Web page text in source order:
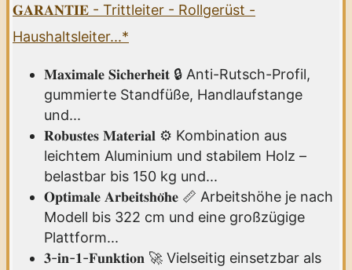
𝐆𝐀𝐑𝐀𝐍𝐓𝐈𝐄 - Trittleiter - Rollgerüst -
Haushaltsleiter...*
𝐌𝐚𝐱𝐢𝐦𝐚𝐥𝐞 𝐒𝐢𝐜𝐡𝐞𝐫𝐡𝐞𝐢𝐭 🔒 Anti-Rutsch-Profil,
gummierte Standfüße, Handlaufstange
und...
𝐑𝐨𝐛𝐮𝐬𝐭𝐞𝐬 𝐌𝐚𝐭𝐞𝐫𝐢𝐚𝐥 ⚙️ Kombination aus
leichtem Aluminium und stabilem Holz –
belastbar bis 150 kg und...
𝐎𝐩𝐭𝐢𝐦𝐚𝐥𝐞 𝐀𝐫𝐛𝐞𝐢𝐭𝐬𝐡𝐨̈𝐡𝐞 📏 Arbeitshöhe je nach
Modell bis 322 cm und eine großzügige
Plattform...
𝟑-𝐢𝐧-𝟏-𝐅𝐮𝐧𝐤𝐭𝐢𝐨𝐧 🚀 Vielseitig einsetzbar als